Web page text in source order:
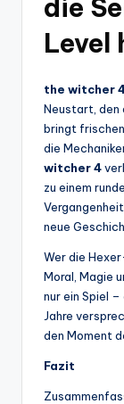
die
Level
the witcher
Neustart, den
bringt
die
witcher 4
zu einem
neue
Wer die
Moral, Magie
nur ein Spiel
Jahre
den Moment
Fazit